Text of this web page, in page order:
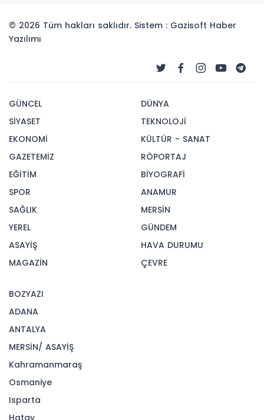
© 2026 Tüm hakları saklıdır. Sistem : Gazisoft Haber
Yazılımı
GÜNCEL
SİYASET
EKONOMİ
GAZETEMİZ
EĞİTİM
SPOR
SAĞLIK
YEREL
ASAYİŞ
MAGAZİN
DÜNYA
TEKNOLOJİ
KÜLTÜR - SANAT
RÖPORTAJ
BİYOGRAFİ
ANAMUR
MERSİN
GÜNDEM
HAVA DURUMU
ÇEVRE
BOZYAZI
ADANA
ANTALYA
MERSİN/ ASAYİŞ
Kahramanmaraş
Osmaniye
Isparta
Hatay